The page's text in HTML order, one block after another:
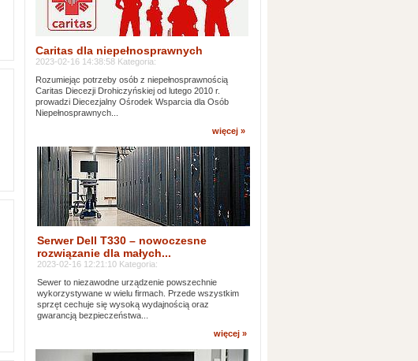
Caritas dla niepełnosprawnych
2023-02-16 14:38:58 Kategoria:
Rozumiejąc potrzeby osób z niepełnosprawnością
Caritas Diecezji Drohiczyńskiej od lutego 2010 r.
prowadzi Diecezjalny Ośrodek Wsparcia dla Osób
Niepełnosprawnych...
więcej »
Serwer Dell T330 – nowoczesne
rozwiązanie dla małych...
2023-02-16 12:21:10 Kategoria:
Sewer to niezawodne urządzenie powszechnie
wykorzystywane w wielu firmach. Przede wszystkim
sprzęt cechuje się wysoką wydajnością oraz
gwarancją bezpieczeństwa...
więcej »